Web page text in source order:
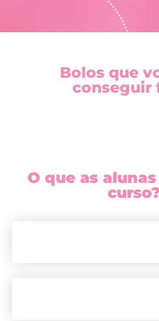
Bolos que
conseguir
O que as